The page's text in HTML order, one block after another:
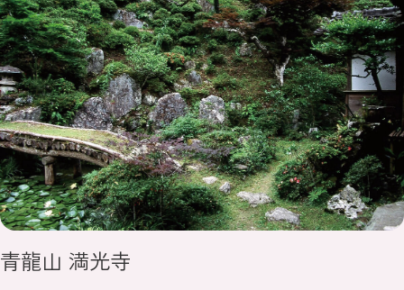
青龍山 満光寺